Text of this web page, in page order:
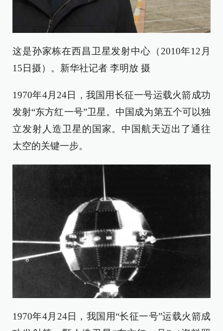
这是孙家栋在西昌卫星发射中心（2010年12月
15日摄）。新华社记者 李明放 摄
1970年4月24日，我国用长征一号运载火箭成功
发射“东方红一号”卫星。中国成为第五个可以独
立发射人造卫星的国家。中国航天迈出了通往
太空的关键一步。
1970年4月24日，我国用“长征一号”运载火箭成